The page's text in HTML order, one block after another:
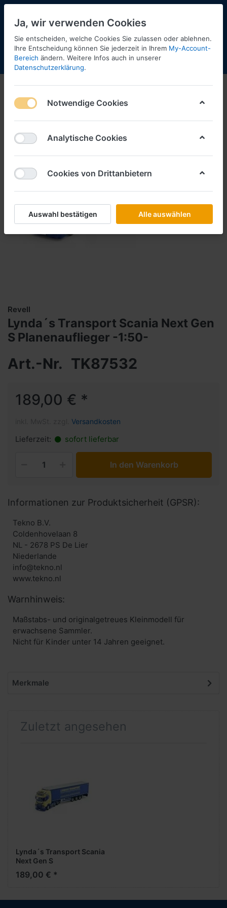
Menü Anmelden Shopaktualisierung
Revell
Lynda´s Transport Scania Next Gen
S Planenauflieger -1:50-
Art.-Nr. TK87532
189,00 € *
Versandkosten
Lieferzeit: sofort lieferbar
In den Warenkorb
Informationen zur Produktsicherheit (GPSR):
Tekno B.V.
Coldenhovelaan 8
NL - 2678 PS De Lier
Niederlande
info@tekno.nl
www.tekno.nl
Warnhinweis:
Maßstabs- und originalgetreues Kleinmodell für
erwachsene Sammler.
Nicht für Kinder unter 14 Jahren geeignet.
Merkmale
Zuletzt angesehen
Lynda´s Transport Scania
Next Gen S
Planenauflieger -1:50-
189,00 € *
Ja, wir verwenden Cookies
Sie entscheiden, welche Cookies Sie zulassen oder ablehnen.
Ihre Entscheidung können Sie jederzeit in Ihrem My-Account-
Bereich ändern. Weitere Infos auch in unserer
Datenschutzerklärung.
Notwendige Cookies
Analytische Cookies
Cookies von Drittanbietern
Auswahl bestätigen Alle auswählen